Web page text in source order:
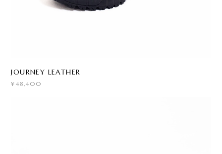
JOURNEY LEATHER
¥48,400